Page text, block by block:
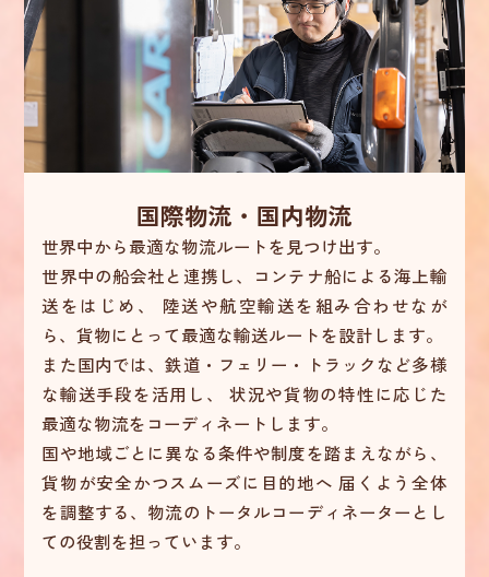
採用方針
チーム長 K.K.
技能職 Y.W.
作業長 K.H.
事務職 R.T.
チーム長 Y.T.
技能職 T.S.
採用担当 N.M.
清和海運での働き方
キャリアステップ
入社後の流れ
国際物流・国内物流
世界中から最適な物流ルートを見つけ出す。
世界中の船会社と連携し、コンテナ船による海上輸
送をはじめ、
陸送や航空輸送を組み合わせなが
ら、貨物にとって最適な輸送ルートを設計します。
また国内では、鉄道・フェリー・トラックなど多様
な輸送手段を活用し、
状況や貨物の特性に応じた
最適な物流をコーディネートします。
国や地域ごとに異なる条件や制度を踏まえながら、
貨物が安全かつスムーズに目的地へ 届くよう全体
を調整する、物流のトータルコーディネーターとし
ての役割を担っています。